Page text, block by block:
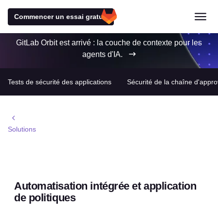
Commencer un essai gratuit
GitLab Orbit est arrivé : la couche de contexte pour les
agents d'IA.
Tests de sécurité des applications Sécurité de la chaîne
Solutions
Automatisation intégrée et application
de politiques